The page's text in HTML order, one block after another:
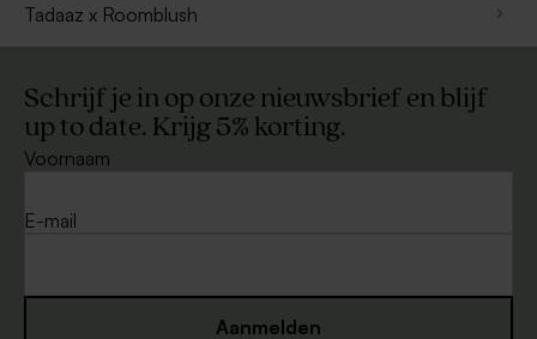
Tadaaz x Roomblush
Schrijf je in op onze nieuwsbrief en blijf
up to date. Krijg 5% korting.
Voornaam
E-mail
Aanmelden